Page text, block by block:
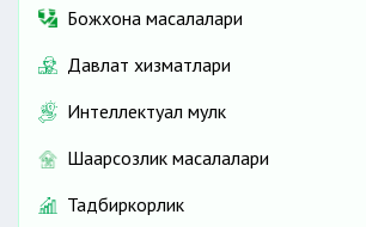
Божхона масалалари
Давлат хизматлари
Интеллектуал мулк
Шаҳарсозлик масалалари
Тадбиркорлик